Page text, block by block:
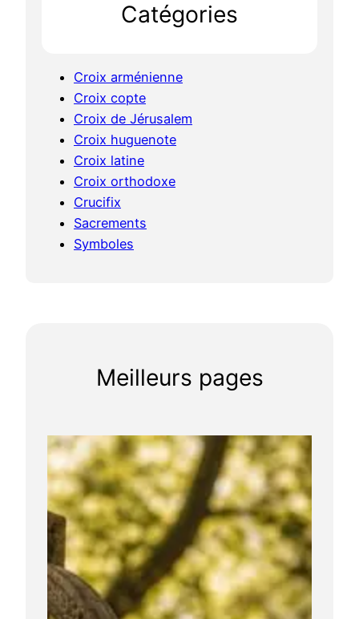
Catégories
Croix arménienne
Croix copte
Croix de Jérusalem
Croix huguenote
Croix latine
Croix orthodoxe
Crucifix
Sacrements
Symboles
Meilleurs pages